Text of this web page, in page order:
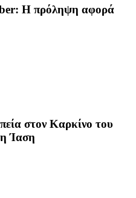
Η πρόληψη αφορά
στον Καρκίνο του
Ίαση